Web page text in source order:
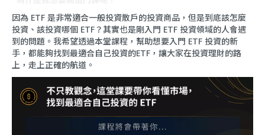
因為 ETF 是非常適合一般投資散戶的投資商品，但是到底該怎麼
投資、該投資哪個 ETF？其實也是剛入門 ETF 投資領域的人會遇
到的問題。我希望透過本堂課程，幫助想要入門 ETF 投資的新
手，都能夠找到最適合自己投資的ETF，讓大家在投資理財的路
上，走上正確的航道。